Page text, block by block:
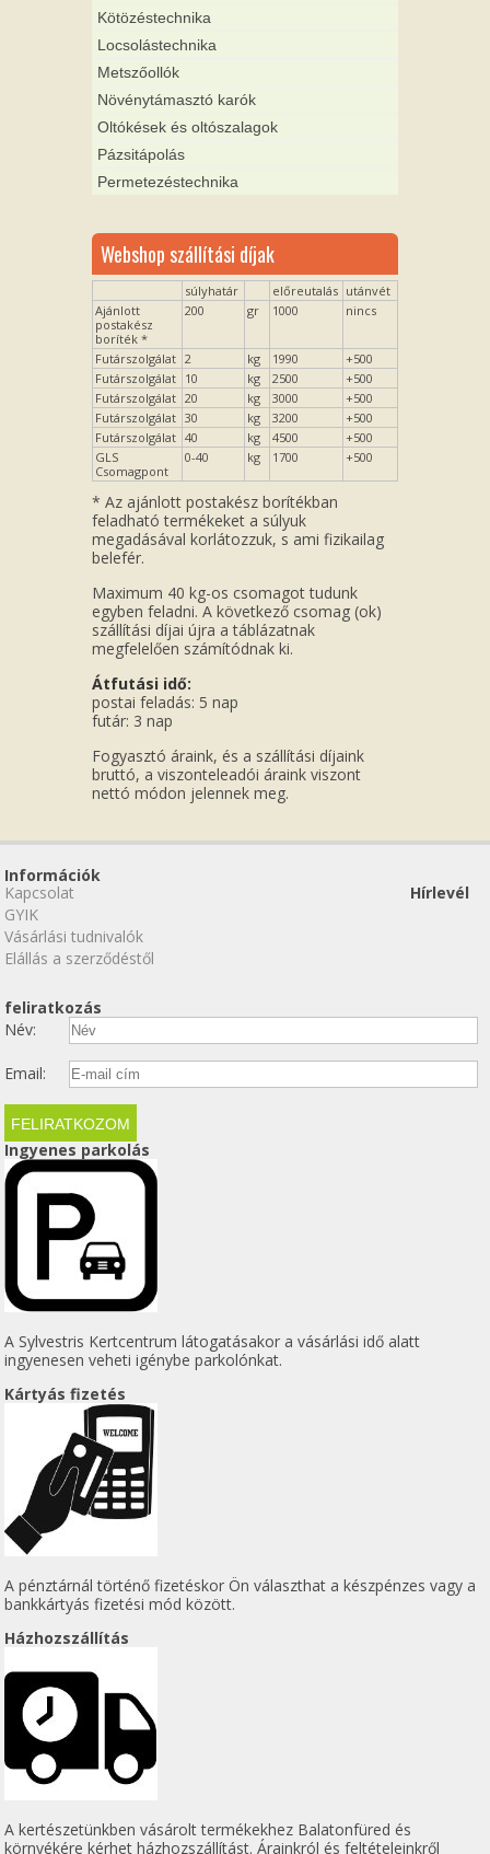
Kötözéstechnika
Locsolástechnika
Metszőollók
Növénytámasztó karók
Oltókések és oltószalagok
Pázsitápolás
Permetezéstechnika
Webshop szállítási díjak
súlyhatár előreutalás utánvét
Ajánlott
postakész
boríték *
200 gr 1000 nincs
Futárszolgálat 2 kg 1990
+500
Futárszolgálat 10 kg 2500
+500
Futárszolgálat 20 kg 3000
+500
Futárszolgálat 30 kg 3200
+500
Futárszolgálat 40 kg 4500
+500
GLS
Csomagpont
0-40 kg 1700 +500
* Az ajánlott postakész borítékban
feladható termékeket a súlyuk
megadásával korlátozzuk, s ami fizikailag
belefér.
Maximum 40 kg-os csomagot tudunk
egyben feladni. A következő csomag (ok)
szállítási díjai újra a táblázatnak
megfelelően számítódnak ki.
Átfutási idő:
postai feladás: 5 nap
futár: 3 nap
Fogyasztó áraink, és a szállítási díjaink
bruttó, a viszonteleadói áraink viszont
nettó módon jelennek meg.
Információk
Kapcsolat
GYIK
Vásárlási tudnivalók
Elállás a szerződéstől
Hírlevél
feliratkozás
Név:
Email:
Ingyenes parkolás
A Sylvestris Kertcentrum látogatásakor a vásárlási idő alatt
ingyenesen veheti igénybe parkolónkat.
Kártyás fizetés
A pénztárnál történő fizetéskor Ön választhat a készpénzes vagy a
bankkártyás fizetési mód között.
Házhozszállítás
A kertészetünkben vásárolt termékekhez Balatonfüred és
környékére kérhet házhozszállítást. Árainkról és feltételeinkről